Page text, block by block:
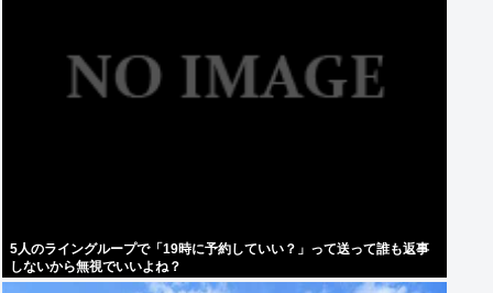
5人のライングループで「19時に予約していい？」って送って誰も返事
しないから無視でいいよね？